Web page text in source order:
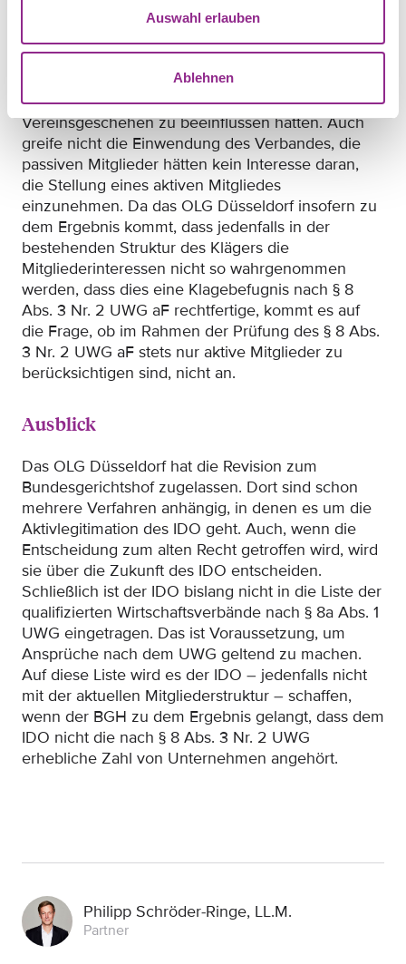
Auswahl erlauben
Ablehnen
Daran vermag, nach der vom Gericht vertretenen
Meinung, auch die Tatsache nichts zu ändern, dass
passive Mitglieder bei der Willensbildung nicht
komplett außen vor seien und vielmehr
anderweitige Möglichkeiten, das
Vereinsgeschehen zu beeinflussen hätten. Auch
greife nicht die Einwendung des Verbandes, die
passiven Mitglieder hätten kein Interesse daran,
die Stellung eines aktiven Mitgliedes
einzunehmen. Da das OLG Düsseldorf insofern zu
dem Ergebnis kommt, dass jedenfalls in der
bestehenden Struktur des Klägers die
Mitgliederinteressen nicht so wahrgenommen
werden, dass dies eine Klagebefugnis nach § 8
Abs. 3 Nr. 2 UWG aF rechtfertige, kommt es auf
die Frage, ob im Rahmen der Prüfung des § 8 Abs.
3 Nr. 2 UWG aF stets nur aktive Mitglieder zu
berücksichtigen sind, nicht an.
Ausblick
Das OLG Düsseldorf hat die Revision zum
Bundesgerichtshof zugelassen. Dort sind schon
mehrere Verfahren anhängig, in denen es um die
Aktivlegitimation des IDO geht. Auch, wenn die
Entscheidung zum alten Recht getroffen wird, wird
sie über die Zukunft des IDO entscheiden.
Schließlich ist der IDO bislang nicht in die Liste der
qualifizierten Wirtschaftsverbände nach § 8a Abs. 1
UWG eingetragen. Das ist Voraussetzung, um
Ansprüche nach dem UWG geltend zu machen.
Auf diese Liste wird es der IDO – jedenfalls nicht
mit der aktuellen Mitgliederstruktur – schaffen,
wenn der BGH zu dem Ergebnis gelangt, dass dem
IDO nicht die nach § 8 Abs. 3 Nr. 2 UWG
erhebliche Zahl von Unternehmen angehört.
Philipp Schröder-Ringe, LL.M.
Partner